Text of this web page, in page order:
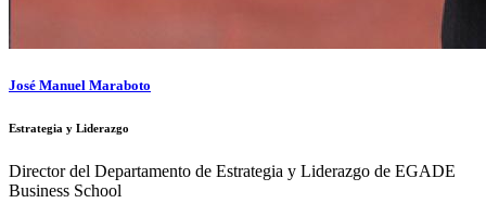
José Manuel Maraboto
Estrategia y Liderazgo
Director del Departamento de Estrategia y Liderazgo de EGADE
Business School